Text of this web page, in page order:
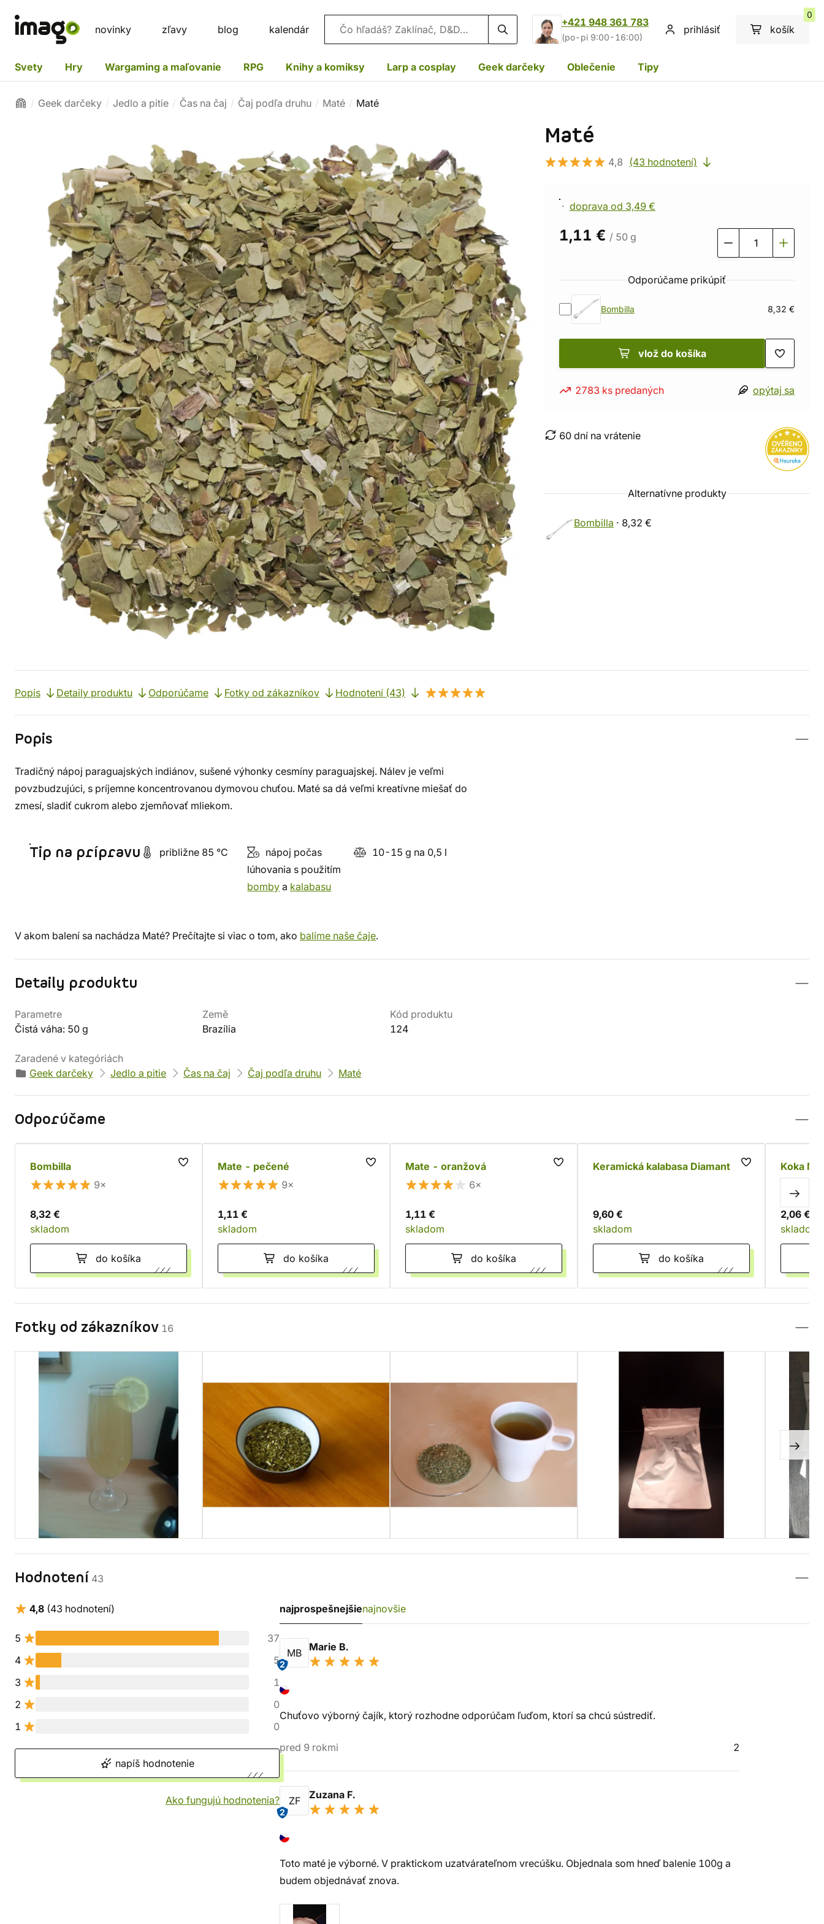
novinky zľavy blog kalendár Vyhľadávanie
+421 948 361 783
(po-pi 9:00-16:00)
prihlásiť košík
0
Svety Hry Wargaming a maľovanie RPG Knihy a komiksy Larp a cosplay Geek darčeky Oblečenie Tipy
Geek darčeky Jedlo a pitie Čas na čaj Čaj podľa druhu Maté Maté
Maté
4,8 (43 hodnotení)
doprava od 3,49 €
1,11 € / 50 g
Odporúčame prikúpiť
Bombilla 8,32 €
vlož do košíka
2783 ks predaných opýtaj sa
60 dní na vrátenie
Alternatívne produkty
Bombilla · 8,32 €
Popis Detaily produktu Odporúčame Fotky od zákazníkov Hodnotení (43)
Popis
Tradičný nápoj paraguajských indiánov, sušené výhonky cesmíny paraguajskej. Nálev je veľmi
povzbudzujúci, s príjemne koncentrovanou dymovou chuťou. Maté sa dá veľmi kreatívne miešať do
zmesí, sladiť cukrom alebo zjemňovať mliekom.
Tip na prípravu približne 85 °C
nápoj počas
lúhovania s použitím
bomby a kalabasu
10-15 g na 0,5 l
V akom balení sa nachádza Maté? Prečítajte si viac o tom, ako balíme naše čaje.
Detaily produktu
Parametre
Čistá váha: 50 g
Země
Brazília
Kód produktu
124
Zaradené v kategóriách
Geek darčeky
Jedlo a pitie Čas na čaj Čaj podľa druhu Maté
Odporúčame
Bombilla
9×
8,32 €
skladom
do košíka
Mate - pečené
9×
1,11 €
skladom
do košíka
Mate - oranžová
6×
1,11 €
skladom
do košíka
Keramická kalabasa Diamant
9,60 €
skladom
do košíka
Koka
2,06 €
skladom
Fotky od zákazníkov 16
Hodnotení 43
4,8 (43 hodnotení)
5
37
4
5
3
1
2
0
1
0
napíš hodnotenie
Ako fungujú hodnotenia?
najprospešnejšienajnovšie
MB
2
Marie B.
Chuťovo výborný čajík, ktorý rozhodne odporúčam ľuďom, ktorí sa chcú sústrediť.
pred 9 rokmi 2
ZF
2
Zuzana F.
Toto maté je výborné. V praktickom uzatvárateľnom vrecúšku. Objednala som hneď balenie 100g a
budem objednávať znova.